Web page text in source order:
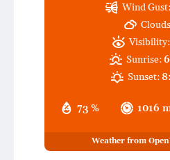
73 % 1016
Wind Gust:
Visibility:
Sunrise:
Sunset:
Weather from